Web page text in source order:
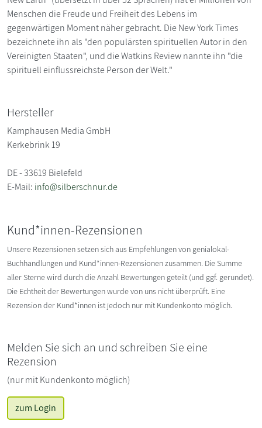
Menschen die Freude und Freiheit des Lebens im
gegenwärtigen Moment näher gebracht. Die New York Times
bezeichnete ihn als "den populärsten spirituellen Autor in den
Vereinigten Staaten", und die Watkins Review nannte ihn "die
spirituell einflussreichste Person der Welt."
Hersteller
Kamphausen Media GmbH
Kerkebrink 19
DE - 33619 Bielefeld
E-Mail: info@silberschnur.de
Kund*innen-Rezensionen
Unsere Rezensionen setzen sich aus Empfehlungen von genialokal-
Buchhandlungen und Kund*innen-Rezensionen zusammen. Die Summe
aller Sterne wird durch die Anzahl Bewertungen geteilt (und ggf. gerundet).
Die Echtheit der Bewertungen wurde von uns nicht überprüft. Eine
Rezension der Kund*innen ist jedoch nur mit Kundenkonto möglich.
Melden Sie sich an und schreiben Sie eine
Rezension
(nur mit Kundenkonto möglich)
zum Login